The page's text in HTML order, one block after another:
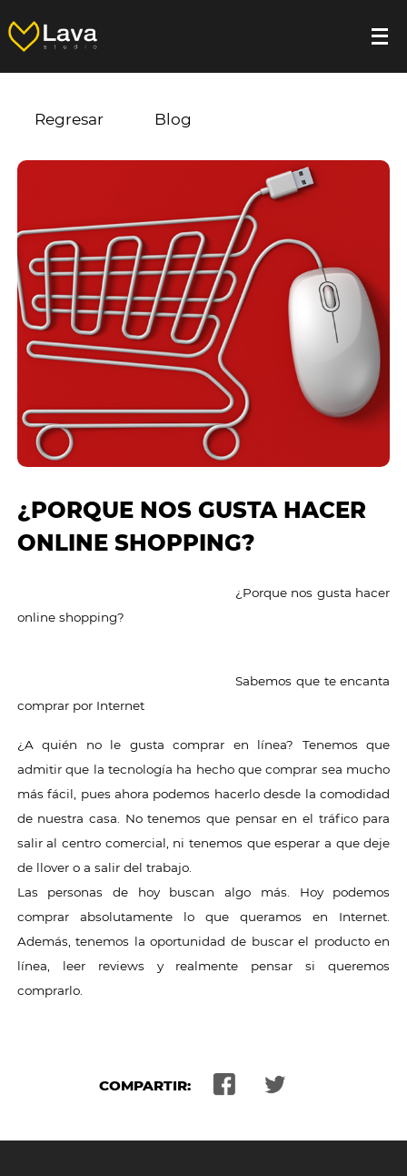
Regresar Blog
¿PORQUE NOS GUSTA HACER
ONLINE SHOPPING?
¿Porque nos gusta hacer
online shopping?
Sabemos que te encanta
comprar por Internet
¿A quién no le gusta comprar en línea? Tenemos que
admitir que la tecnología ha hecho que comprar sea mucho
más fácil, pues ahora podemos hacerlo desde la comodidad
de nuestra casa. No tenemos que pensar en el tráfico para
salir al centro comercial, ni tenemos que esperar a que deje
de llover o a salir del trabajo.
Las personas de hoy buscan algo más. Hoy podemos
comprar absolutamente lo que queramos en Internet.
Además, tenemos la oportunidad de buscar el producto en
línea, leer reviews y realmente pensar si queremos
comprarlo.
COMPARTIR: